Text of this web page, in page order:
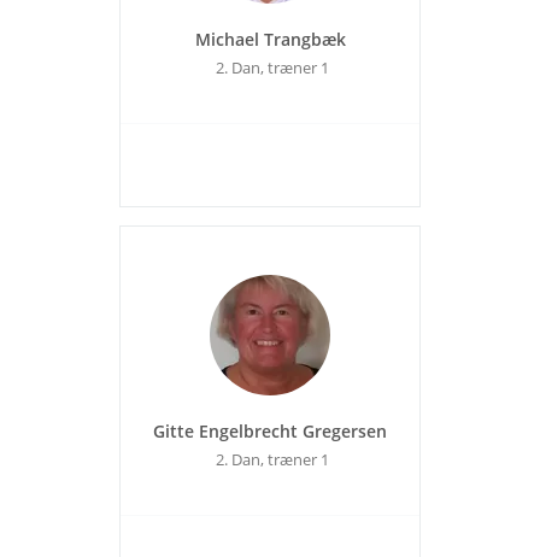
Michael Trangbæk
2. Dan, træner 1
Gitte Engelbrecht Gregersen
2. Dan, træner 1